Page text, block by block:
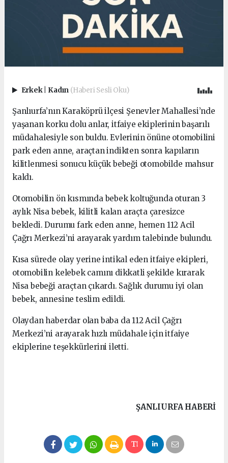
Erkek Kadın (Haberi Sesli Oku)
Şanlıurfa’nın Karaköprü ilçesi Şenevler Mahallesi’nde
yaşanan korku dolu anlar, itfaiye ekiplerinin başarılı
müdahalesiyle son buldu. Evlerinin önüne otomobilini
park eden anne, araçtan indikten sonra kapıların
kilitlenmesi sonucu küçük bebeği otomobilde mahsur
kaldı.
Otomobilin ön kısmında bebek koltuğunda oturan 3
aylık Nisa bebek, kilitli kalan araçta çaresizce
bekledi. Durumu fark eden anne, hemen 112 Acil
Çağrı Merkezi’ni arayarak yardım talebinde bulundu.
Kısa sürede olay yerine intikal eden itfaiye ekipleri,
otomobilin kelebek camını dikkatli şekilde kırarak
Nisa bebeği araçtan çıkardı. Sağlık durumu iyi olan
bebek, annesine teslim edildi.
Olaydan haberdar olan baba da 112 Acil Çağrı
Merkezi’ni arayarak hızlı müdahale için itfaiye
ekiplerine teşekkürlerini iletti.
ŞANLIURFA HABERİ